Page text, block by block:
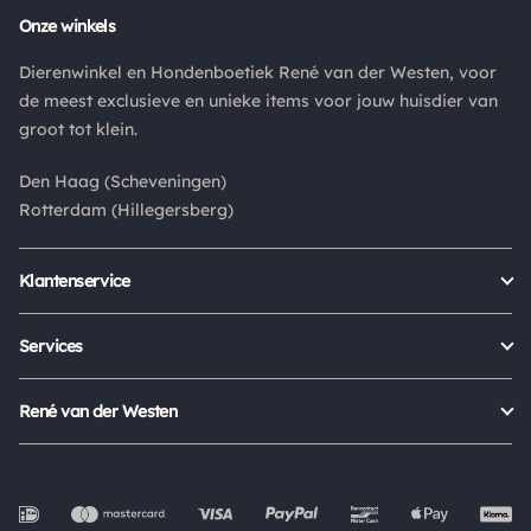
Retouren
het product altijd retourneren binnen 14 dagen. De
retourkosten bedragen € 6.75 en zijn voor eigen rekening.
Kies bij het retourneren altijd voor "alleen huisadres",
niet af.
Onze winkels
Dierenwinkel en Hondenboetiek René van der Westen, voor
de meest exclusieve en unieke items voor jouw huisdier van
groot tot klein.
Den Haag (Scheveningen)
Rotterdam (Hillegersberg)
Klantenservice
Status bestelling
Mijn account
Services
René van der Westen
Werken bij